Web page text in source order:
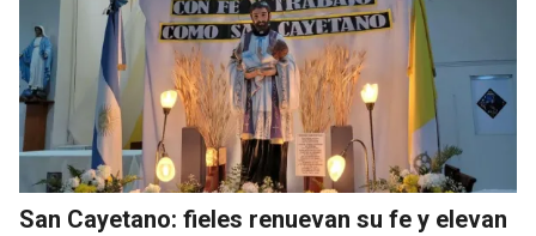
San Cayetano: fieles renuevan su fe y elevan